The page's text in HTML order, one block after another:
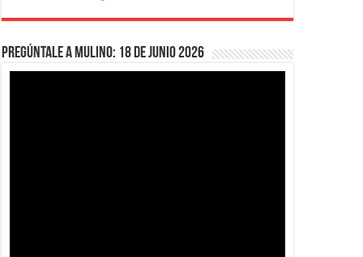
Pregúntale a Mulino: 18 de junio 2026